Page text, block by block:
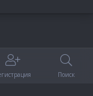
Поиск